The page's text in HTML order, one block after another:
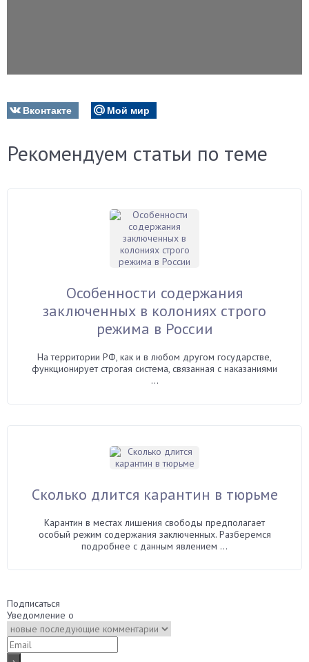
Вконтакте Мой мир
Рекомендуем статьи по теме
Особенности содержания
заключенных в колониях строго
режима в России
На территории РФ, как и в любом другом государстве,
функционирует строгая система, связанная с наказаниями
...
Сколько длится карантин в тюрьме
Карантин в местах лишения свободы предполагает
особый режим содержания заключенных. Разберемся
подробнее с данным явлением ...
Подписаться
Уведомление о